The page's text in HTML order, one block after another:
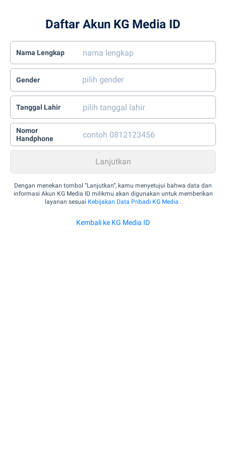
Daftar Akun KG Media ID
Nama Lengkap
Gender
Tanggal Lahir
Nomor
Handphone
Dengan menekan tombol “Lanjutkan”, kamu menyetujui bahwa data dan
informasi Akun KG Media ID milikmu akan digunakan untuk memberikan
layanan sesuai Kebijakan Data Pribadi KG Media .
Kembali ke KG Media ID